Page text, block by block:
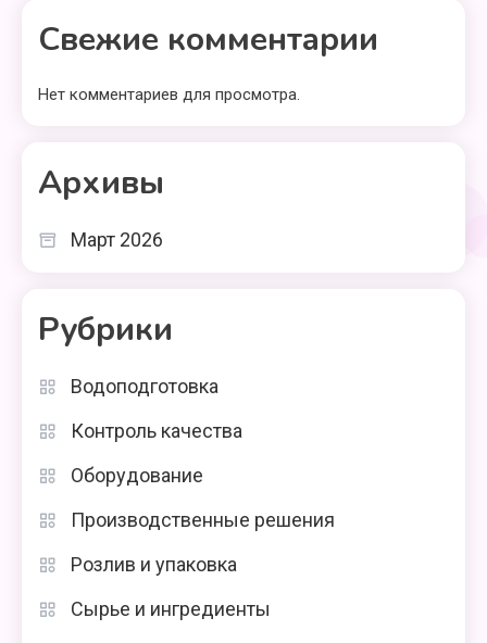
Свежие комментарии
Нет комментариев для просмотра.
Архивы
Март 2026
Рубрики
Водоподготовка
Контроль качества
Оборудование
Производственные решения
Розлив и упаковка
Сырье и ингредиенты